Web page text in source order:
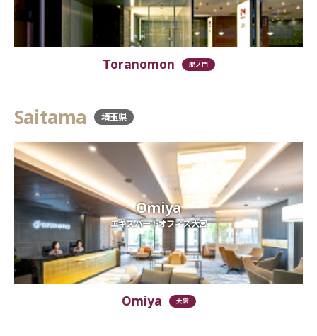
Toranomon 虎ノ門
Saitama 埼玉県
Omiya
エキスパートオフィス大宮
Omiya 大宮